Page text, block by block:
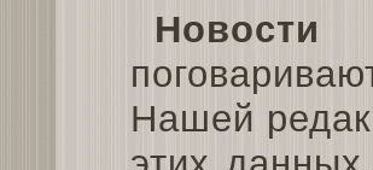
Новости
Нашей